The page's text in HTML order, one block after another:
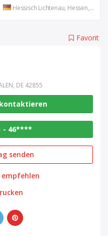
Hessisch Lichtenau, Hessen, DE
Favorit
DE 42855
- 46****
senden
empfehlen